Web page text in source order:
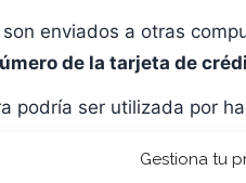
Gestiona tu
enviados a otras
de la tarjeta de
podría ser utilizada por